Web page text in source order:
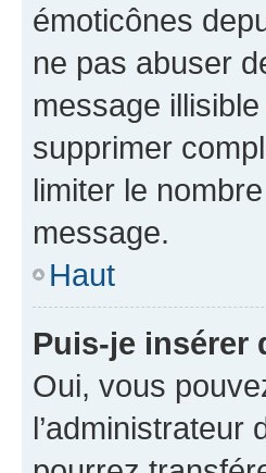
émoticônes
ne pas abuser
message
supprimer
limiter le
message.
Haut
Puis-je insérer
Oui, vous
l’administrateur